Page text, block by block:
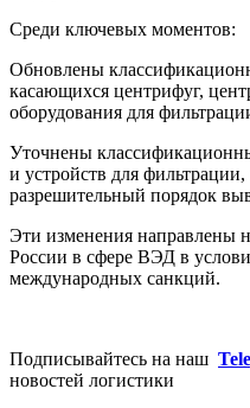
Среди ключевых моментов:
Обновлены
касающихся центрифуг,
оборудования для
Уточнены
и устройств для
разрешительный порядок
Эти изменения направлены
России в сфере ВЭД в
международных санкций.
Подписывайтесь на наш
новостей логистики